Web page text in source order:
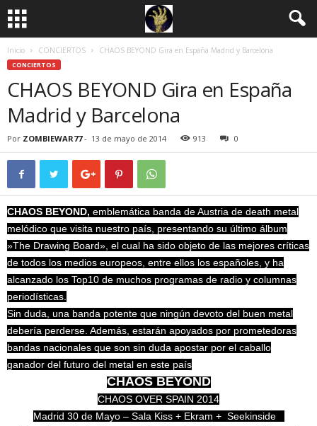
Inicio CONCIERTOS CHAOS BEYOND Gira en España Madrid y Barcelona
CONCIERTOS
CHAOS BEYOND Gira en España
Madrid y Barcelona
Por ZOMBIEWAR77- 13 de mayo de 2014 913 0
CHAOS BEYOND, emblemática banda de Austria de death metal
melódico que visita nuestro país, presentando su último álbum
»The Drawing Board», el cual ha sido objeto de las mejores críticas
de todos los medios europeos, entre ellos los españoles, y ha
alcanzado los Top10 de muchos programas de radio y columnas
periodísticas.
Sin duda, una banda potente que ningún devoto del buen metal
debería perderse. Además, estarán apoyados por prometedoras
bandas nacionales que son sin duda apostar por el caballo
ganador del futuro del metal en este país
CHAOS BEYOND
CHAOS OVER SPAIN 2014
Madrid 30 de Mayo – Sala Kiss + Ekram + Seekinside